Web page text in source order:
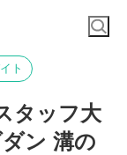
ト
タッフ大
ン 溝の